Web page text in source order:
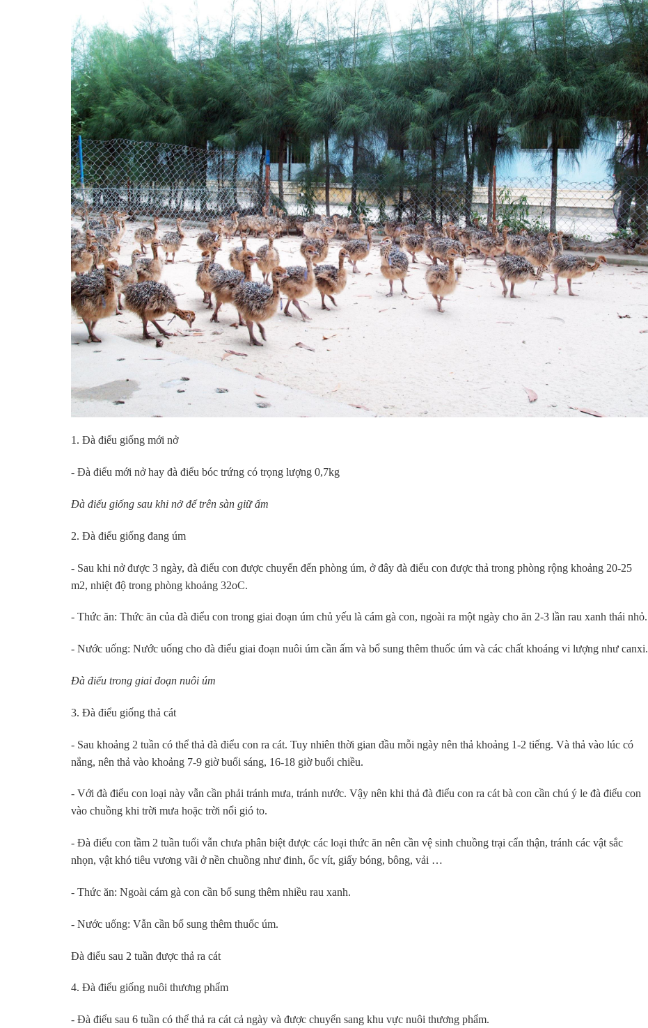
1. Đà điểu giống mới nở
- Đà điểu mới nở hay đà điểu bóc trứng có trọng lượng 0,7kg
Đà điểu giống sau khi nở để trên sàn giữ ấm
2. Đà điểu giống đang úm
- Sau khi nở được 3 ngày, đà điểu con được chuyển đến phòng úm, ở đây đà điểu con được thả trong phòng rộng khoảng 20-25
m2, nhiệt độ trong phòng khoảng 32oC.
- Thức ăn: Thức ăn của đà điểu con trong giai đoạn úm chủ yếu là cám gà con, ngoài ra một ngày cho ăn 2-3 lần rau xanh thái nhỏ.
- Nước uống: Nước uống cho đà điểu giai đoạn nuôi úm cần ấm và bổ sung thêm thuốc úm và các chất khoáng vi lượng như canxi.
Đà điểu trong giai đoạn nuôi úm
3. Đà điểu giống thả cát
- Sau khoảng 2 tuần có thể thả đà điểu con ra cát. Tuy nhiên thời gian đầu mỗi ngày nên thả khoảng 1-2 tiếng. Và thả vào lúc có
nắng, nên thả vào khoảng 7-9 giờ buổi sáng, 16-18 giờ buổi chiều.
- Với đà điểu con loại này vẫn cần phải tránh mưa, tránh nước. Vậy nên khi thả đà điểu con ra cát bà con cần chú ý le đà điểu con
vào chuồng khi trời mưa hoặc trời nổi gió to.
- Đà điểu con tầm 2 tuần tuổi vẫn chưa phân biệt được các loại thức ăn nên cần vệ sinh chuồng trại cẩn thận, tránh các vật sắc
nhọn, vật khó tiêu vương vãi ở nền chuồng như đinh, ốc vít, giấy bóng, bông, vải …
- Thức ăn: Ngoài cám gà con cần bổ sung thêm nhiều rau xanh.
- Nước uống: Vẫn cần bổ sung thêm thuốc úm.
Đà điểu sau 2 tuần được thả ra cát
4. Đà điểu giống nuôi thương phẩm
- Đà điểu sau 6 tuần có thể thả ra cát cả ngày và được chuyển sang khu vực nuôi thương phẩm.